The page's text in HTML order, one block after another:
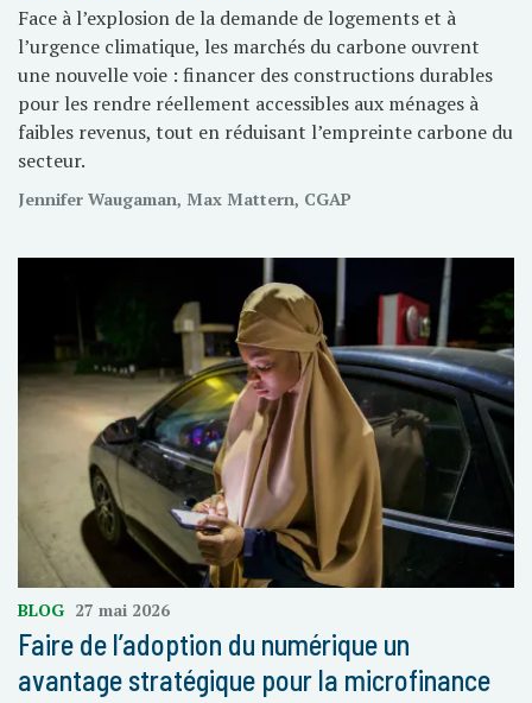
Face à l’explosion de la demande de logements et à
l’urgence climatique, les marchés du carbone ouvrent
une nouvelle voie : financer des constructions durables
pour les rendre réellement accessibles aux ménages à
faibles revenus, tout en réduisant l’empreinte carbone du
secteur.
Jennifer Waugaman, Max Mattern, CGAP
BLOG 27 mai 2026
Faire de l’adoption du numérique un
avantage stratégique pour la microfinance